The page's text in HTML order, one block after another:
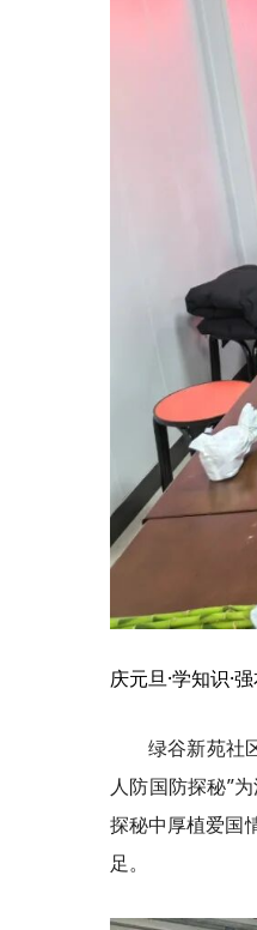
庆元旦·学知识·
绿谷新苑社
人防国防探秘”
探秘中厚植爱国
足。